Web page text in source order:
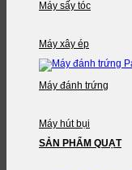
Máy sấy tóc
Máy xây ép
Máy đánh trứng
Máy hút bụi
SẢN PHẨM QUẠT